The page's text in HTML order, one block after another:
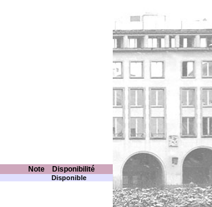
Note Disponibilité
Disponible